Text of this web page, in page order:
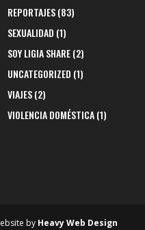
REPORTAJES(83)
SEXUALIDAD (1)
SOY LIGIA SHARE(2)
UNCATEGORIZED (1)
VIAJES(2)
VIOLENCIA DOMÉSTICA(1)
by Heavy Web Design